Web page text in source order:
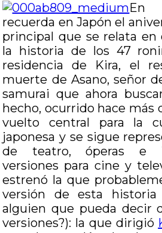
En
recuerda en Japón el
principal que se relata en
la historia de los 47
residencia de Kira, el
muerte de Asano, señor
samurai que ahora
hecho, ocurrido hace más
vuelto central para la
japonesa y se sigue
de teatro, óperas e
versiones para cine y
estrenó la que
versión de esta historia
alguien que pueda decir
versiones?): la que dirigió